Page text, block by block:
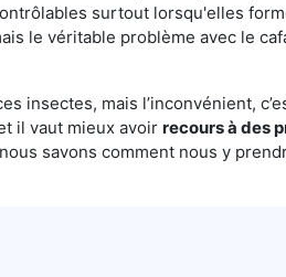
surtout lorsqu'elles
le véritable problème avec le
insectes, mais l’inconvénient,
il vaut mieux avoir recours à des
savons comment nous y